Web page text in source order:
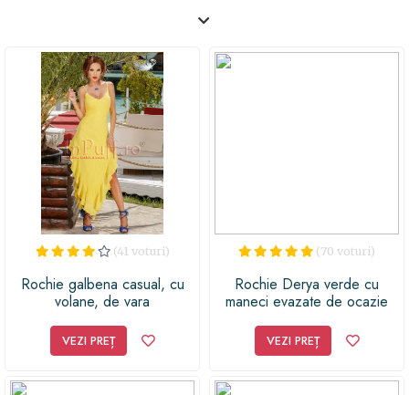
(41 voturi)
Rochie galbena casual, cu
volane, de vara
VEZI PREȚ
(70 voturi)
Rochie Derya verde cu
maneci evazate de ocazie
VEZI PREȚ